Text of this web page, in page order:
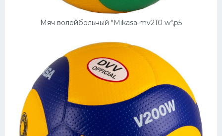
Мяч волейбольный "Mikasa mv210 w",p5